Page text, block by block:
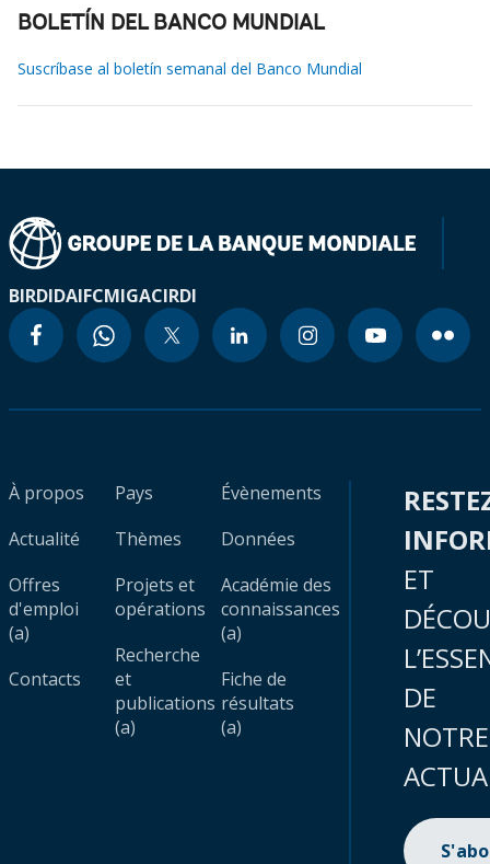
BOLETÍN DEL BANCO MUNDIAL
Suscríbase al boletín semanal del Banco Mundial
BIRDIDAIFCMIGACIRDI
À propos
Actualité
Offres
d'emploi
(a)
Contacts
Pays
Thèmes
Projets et
opérations
Recherche
et
publications
(a)
Évènements
Données
Académie des
connaissances
(a)
Fiche de
résultats
(a)
ET
DE
NOTRE